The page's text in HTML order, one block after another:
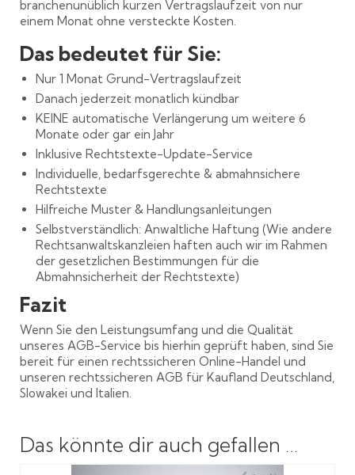
branchenunüblich kurzen Vertragslaufzeit von nur
einem Monat ohne versteckte Kosten.
Das bedeutet für Sie:
Nur 1 Monat Grund-Vertragslaufzeit
Danach jederzeit monatlich kündbar
KEINE automatische Verlängerung um weitere 6
Monate oder gar ein Jahr
Inklusive Rechtstexte-Update-Service
Individuelle, bedarfsgerechte & abmahnsichere
Rechtstexte
Hilfreiche Muster & Handlungsanleitungen
Selbstverständlich: Anwaltliche Haftung (Wie andere
Rechtsanwaltskanzleien haften auch wir im Rahmen
der gesetzlichen Bestimmungen für die
Abmahnsicherheit der Rechtstexte)
Fazit
Wenn Sie den Leistungsumfang und die Qualität
unseres AGB-Service bis hierhin geprüft haben, sind Sie
bereit für einen rechtssicheren Online-Handel und
unseren rechtssicheren AGB für Kaufland Deutschland,
Slowakei und Italien.
Das könnte dir auch gefallen …